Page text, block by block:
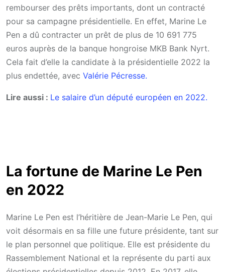
rembourser des prêts importants, dont un contracté
pour sa campagne présidentielle. En effet, Marine Le
Pen a dû contracter un prêt de plus de 10 691 775
euros auprès de la banque hongroise MKB Bank Nyrt.
Cela fait d’elle la candidate à la présidentielle 2022 la
plus endettée, avec Valérie Pécresse.
Lire aussi : Le salaire d’un député européen en 2022.
La fortune de Marine Le Pen
en 2022
Marine Le Pen est l’héritière de Jean-Marie Le Pen, qui
voit désormais en sa fille une future présidente, tant sur
le plan personnel que politique. Elle est présidente du
Rassemblement National et la représente du parti aux